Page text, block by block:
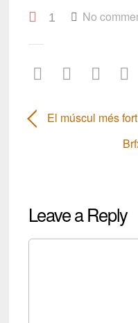
1 No
El múscul més
Leave a Reply